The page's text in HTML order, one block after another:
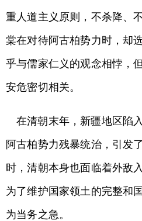
重人道主义原则，不杀降、
棠在对待阿古柏势力时，却
乎与儒家仁义的观念相悖，
安危密切相关。
在清朝末年，新疆地区陷
阿古柏势力残暴统治，引发
时，清朝本身也面临着外敌
为了维护国家领土的完整和
为当务之急。